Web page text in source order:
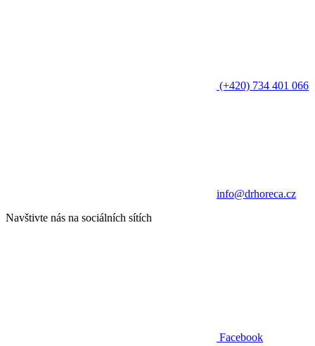
(+420) 734 401 066
info@drhoreca.cz
Navštivte nás na sociálních sítích
Facebook